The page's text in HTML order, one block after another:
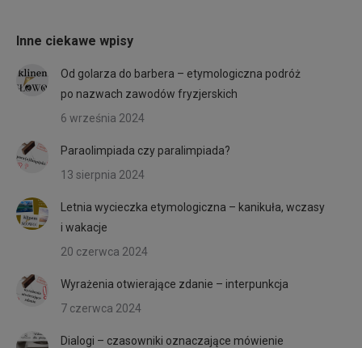
Inne ciekawe wpisy
Od golarza do barbera – etymologiczna podróż
po nazwach zawodów fryzjerskich
6 września 2024
Paraolimpiada czy paralimpiada?
13 sierpnia 2024
Letnia wycieczka etymologiczna – kanikuła, wczasy
i wakacje
20 czerwca 2024
Wyrażenia otwierające zdanie – interpunkcja
7 czerwca 2024
Dialogi – czasowniki oznaczające mówienie